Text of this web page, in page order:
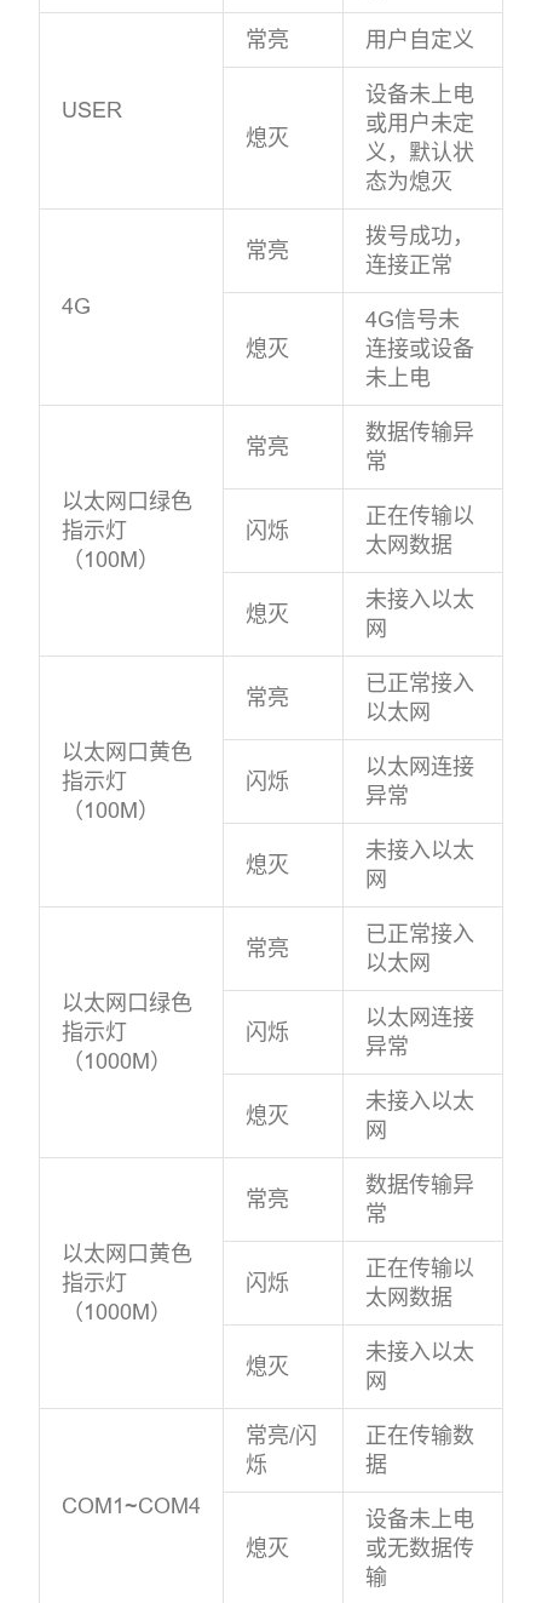
USER
常亮 用户自定义
熄灭
设备未上电
或用户未定
义，默认状
态为熄灭
4G
常亮
拨号成功，
连接正常
熄灭
4G信号未
连接或设备
未上电
以太网口绿色
指示灯
（100M）
常亮
数据传输异
常
闪烁
正在传输以
太网数据
熄灭
未接入以太
网
以太网口黄色
指示灯
（100M）
常亮
已正常接入
以太网
闪烁
以太网连接
异常
熄灭
未接入以太
网
以太网口绿色
指示灯
（1000M）
常亮
已正常接入
以太网
闪烁
以太网连接
异常
熄灭
未接入以太
网
以太网口黄色
指示灯
（1000M）
常亮
数据传输异
常
闪烁
正在传输以
太网数据
熄灭
未接入以太
网
COM1~COM4
常亮/闪
烁
正在传输数
据
熄灭
设备未上电
或无数据传
输